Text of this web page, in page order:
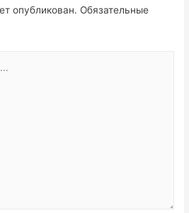
опубликован. Обязательные